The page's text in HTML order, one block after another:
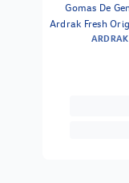
Gomas De
Ardrak Fresh
Açúcar 50g
ARDRAK